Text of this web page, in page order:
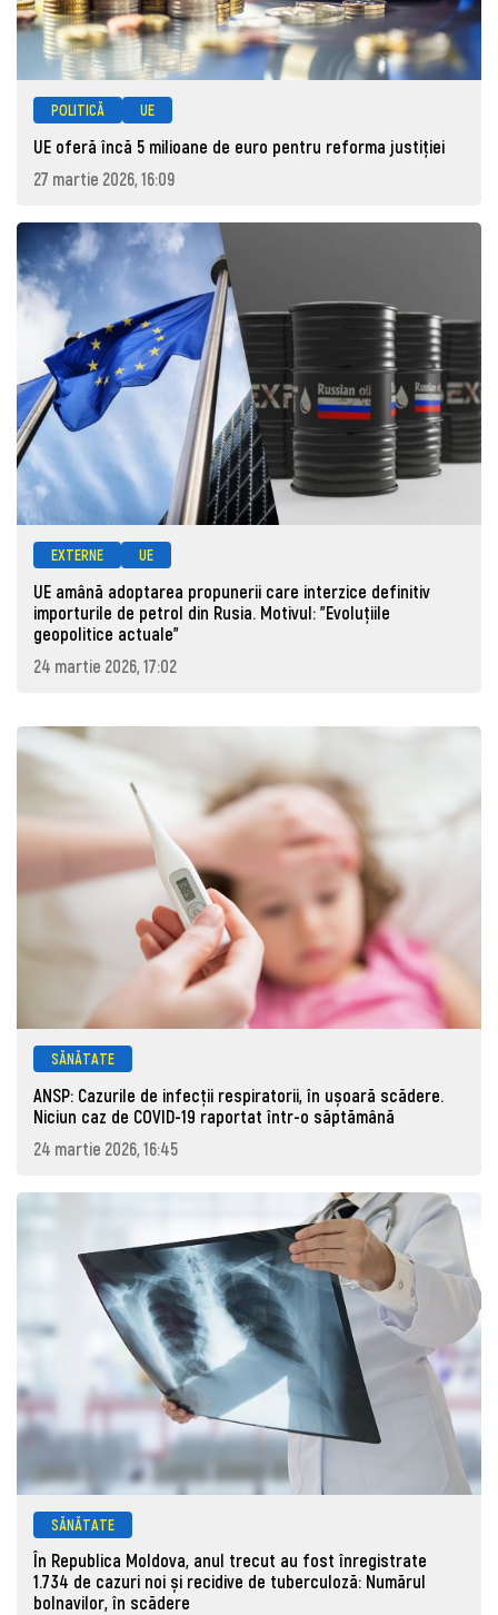
POLITICĂ UE
UE oferă încă 5 milioane de euro pentru reforma justiției
27 martie 2026, 16:09
EXTERNE UE
UE amână adoptarea propunerii care interzice definitiv
importurile de petrol din Rusia. Motivul: "Evoluțiile
geopolitice actuale"
24 martie 2026, 17:02
SĂNĂTATE
ANSP: Cazurile de infecții respiratorii, în ușoară scădere.
Niciun caz de COVID-19 raportat într-o săptămână
24 martie 2026, 16:45
SĂNĂTATE
În Republica Moldova, anul trecut au fost înregistrate
1.734 de cazuri noi și recidive de tuberculoză: Numărul
bolnavilor, în scădere